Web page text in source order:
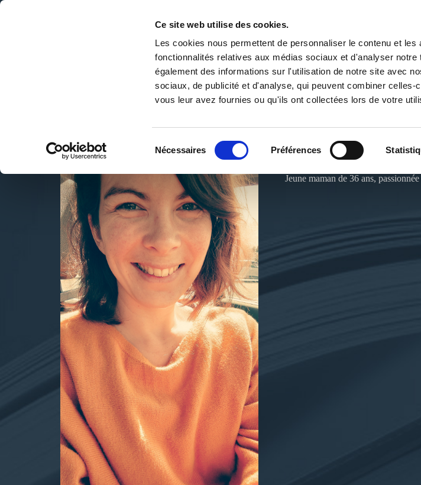
Ce site web utilise des cookies.
Les cookies nous permettent de personnaliser le contenu et les
fonctionnalités relatives aux médias sociaux et d'analyser notre
également des informations sur l'utilisation de notre site avec
sociaux, de publicité et d'analyse, qui peuvent combiner celles-
vous leur avez fournies ou qu'ils ont collectées lors de votre
Nécessaires Préférences
DE LA PAGE BLANCHE... AU BEST SELLER
PUBLIER UN LIVRE
Anne-sophie Raybaud
ANNE-SOPHIE
Jeune maman de 36 ans,